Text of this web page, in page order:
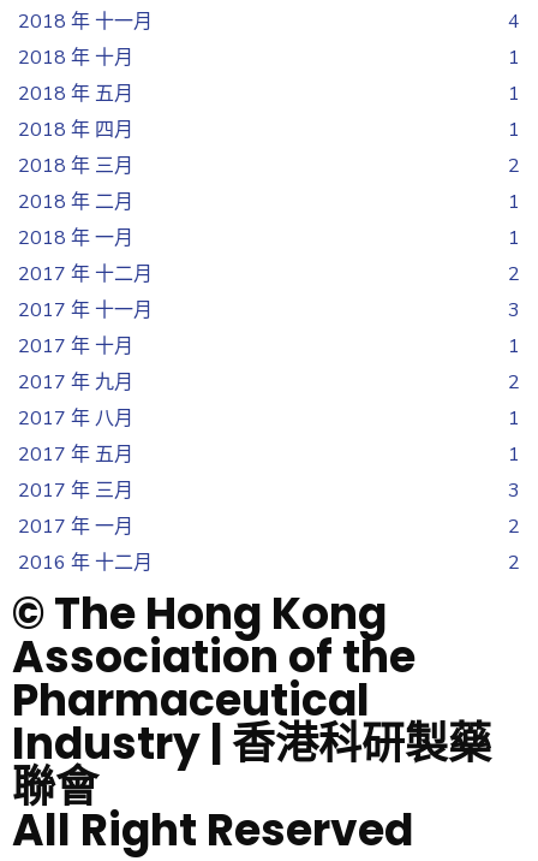
2018 年 十一月
4
2018 年 十月
1
2018 年 五月
1
2018 年 四月
1
2018 年 三月
2
2018 年 二月
1
2018 年 一月
1
2017 年 十二月
2
2017 年 十一月
3
2017 年 十月
1
2017 年 九月
2
2017 年 八月
1
2017 年 五月
1
2017 年 三月
3
2017 年 一月
2
2016 年 十二月
2
© The Hong Kong
Association of the
Pharmaceutical
Industry | 香港科研製藥
聯會
All Right Reserved